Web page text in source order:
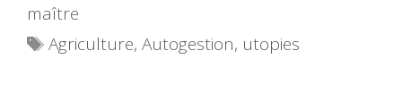
maître
Étiquettes
Agriculture,Autogestion, utopies